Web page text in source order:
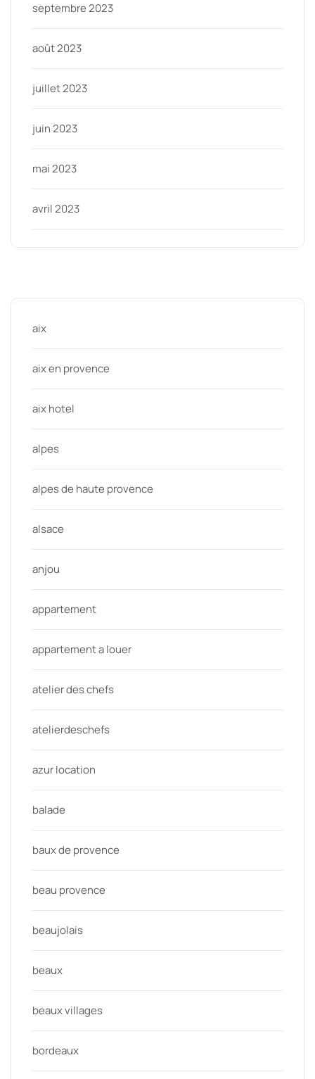
septembre 2023
août 2023
juillet 2023
juin 2023
mai 2023
avril 2023
aix
aix en provence
aix hotel
alpes
alpes de haute provence
alsace
anjou
appartement
appartement a louer
atelier des chefs
atelierdeschefs
azur location
balade
baux de provence
beau provence
beaujolais
beaux
beaux villages
bordeaux